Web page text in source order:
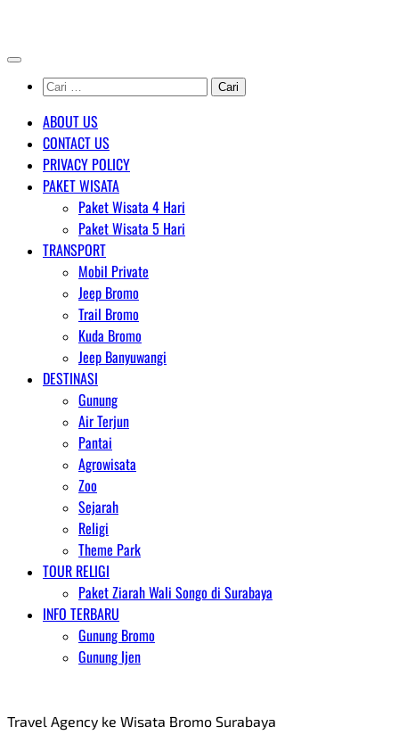
content
Cari
untuk:
ABOUT US
CONTACT US
PRIVACY POLICY
PAKET WISATA
Paket Wisata 4 Hari
Paket Wisata 5 Hari
TRANSPORT
Mobil Private
Jeep Bromo
Trail Bromo
Kuda Bromo
Jeep Banyuwangi
DESTINASI
Gunung
Air Terjun
Pantai
Agrowisata
Zoo
Sejarah
Religi
Theme Park
TOUR RELIGI
Paket Ziarah Wali Songo di Surabaya
INFO TERBARU
Gunung Bromo
Gunung Ijen
Travel Agency ke Wisata Bromo Surabaya